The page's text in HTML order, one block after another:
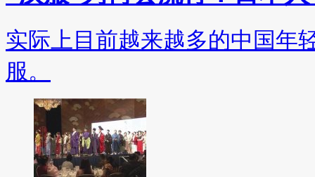
实际上目前越来越多的中国年
服。